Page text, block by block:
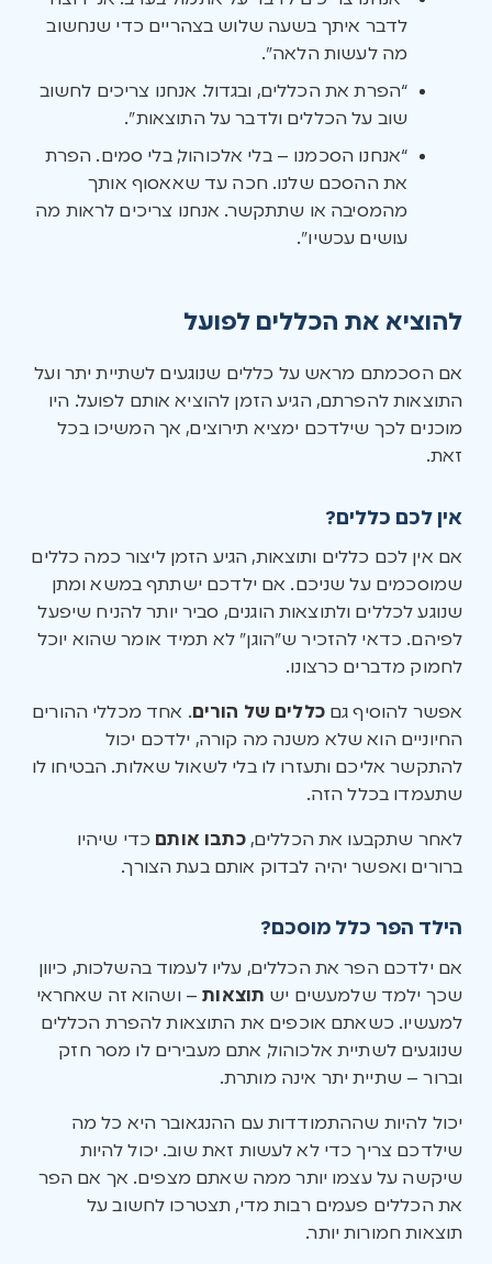
לדבר איתך בשעה שלוש בצהריים כדי שנחשוב
מה לעשות הלאה”.
“הפרת את הכללים, ובגדול. אנחנו צריכים לחשוב
שוב על הכללים ולדבר על התוצאות”.
“אנחנו הסכמנו – בלי אלכוהול, בלי סמים. הפרת
את ההסכם שלנו. חכה עד שאאסוף אותך
מהמסיבה או שתתקשר. אנחנו צריכים לראות מה
עושים עכשיו”.
להוציא את הכללים לפועל
אם הסכמתם מראש על כללים שנוגעים לשתיית יתר ועל
התוצאות להפרתם, הגיע הזמן להוציא אותם לפועל. היו
מוכנים לכך שילדכם ימציא תירוצים, אך המשיכו בכל
זאת.
אין לכם כללים?
אם אין לכם כללים ותוצאות, הגיע הזמן ליצור כמה כללים
שמוסכמים על שניכם. אם ילדכם ישתתף במשא ומתן
שנוגע לכללים ולתוצאות הוגנים, סביר יותר להניח שיפעל
לפיהם. כדאי להזכיר ש”הוגן” לא תמיד אומר שהוא יוכל
לחמוק מדברים כרצונו.
אפשר להוסיף גםכללים של הורים. אחד מכללי ההורים
החיוניים הוא שלא משנה מה קורה, ילדכם יכול
להתקשר אליכם ותעזרו לו בלי לשאול שאלות. הבטיחו לו
שתעמדו בכלל הזה.
לאחר שתקבעו את הכללים, כתבו אותם כדי שיהיו
ברורים ואפשר יהיה לבדוק אותם בעת הצורך.
הילד הפר כלל מוסכם?
אם ילדכם הפר את הכללים, עליו לעמוד בהשלכות, כיוון
שכך ילמד שלמעשים יש תוצאות– ושהוא זה שאחראי
למעשיו. כשאתם אוכפים את התוצאות להפרת הכללים
שנוגעים לשתיית אלכוהול, אתם מעבירים לו מסר חזק
וברור – שתיית יתר אינה מותרת.
יכול להיות שההתמודדות עם ההנגאובר היא כל מה
שילדכם צריך כדי לא לעשות זאת שוב. יכול להיות
שיקשה על עצמו יותר ממה שאתם מצפים. אך אם הפר
את הכללים פעמים רבות מדי, תצטרכו לחשוב על
תוצאות חמורות יותר.